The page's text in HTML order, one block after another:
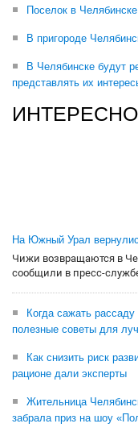
Поселок в
В пригороде
В Челябинске будут
представлять их
На Южный Урал
Чижи возвращаются в
сообщили в пресс-
Когда сажать
полезные советы для
Как снизить риск
рационе дали эксперты
Жительница
забрала приз на шоу